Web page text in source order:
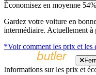
Économisez en moyenne
Gardez votre voiture en
intermédiaire. Actuellement à
*Voir comment les prix et les
Informations sur les prix et